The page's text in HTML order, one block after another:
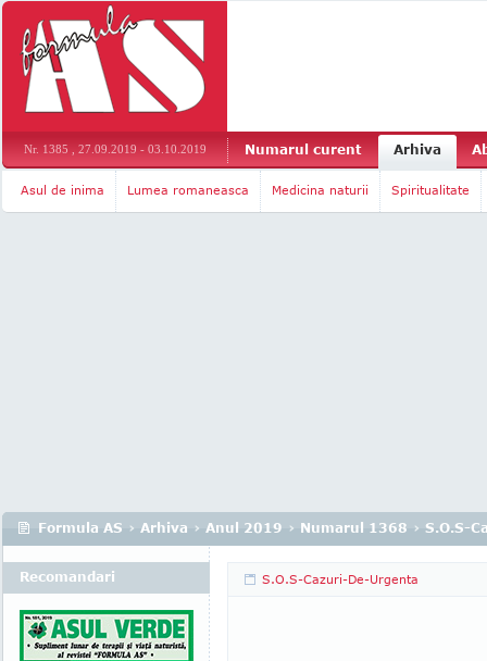
Nr. 1385 , 27.09.2019 - 03.10.2019 Numarul curent Arhiva
Asul de inima Lumea romaneasca Medicina naturii Spiritualitate
Formula AS › Arhiva › Anul 2019 › Numarul 1368 › S.O.S-
S.O.S-Cazuri-De-Urgenta
Recomandari